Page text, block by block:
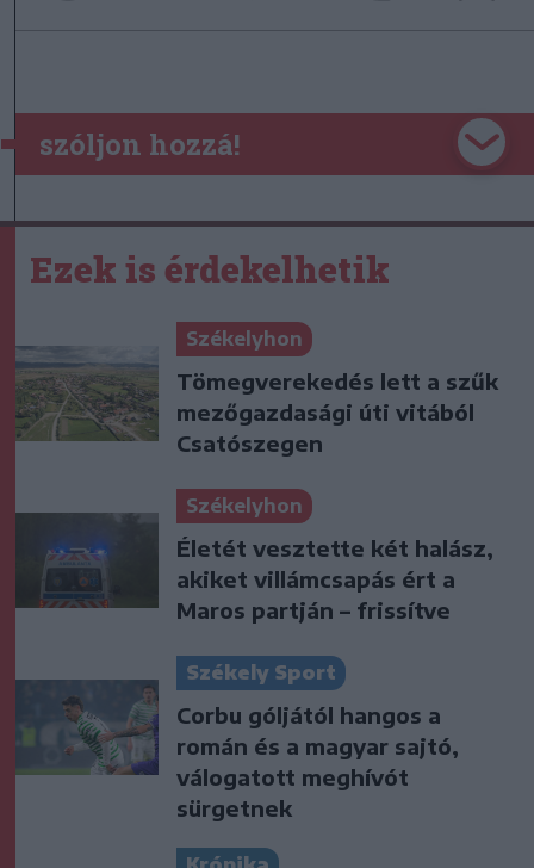
szóljon hozzá!
Ezek is érdekelhetik
Székelyhon
Tömegverekedés lett a szűk
mezőgazdasági úti vitából
Csatószegen
Székelyhon
Életét vesztette két halász,
akiket villámcsapás ért a
Maros partján – frissítve
Székely Sport
Corbu góljától hangos a
román és a magyar sajtó,
válogatott meghívót
sürgetnek